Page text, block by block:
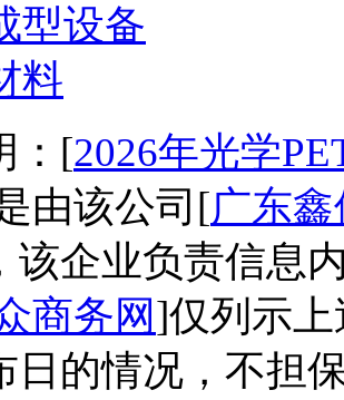
型设备
料
：[2026年光学
由该公司[广东
该企业负责信息
商务网]仅列示
日的情况，不担